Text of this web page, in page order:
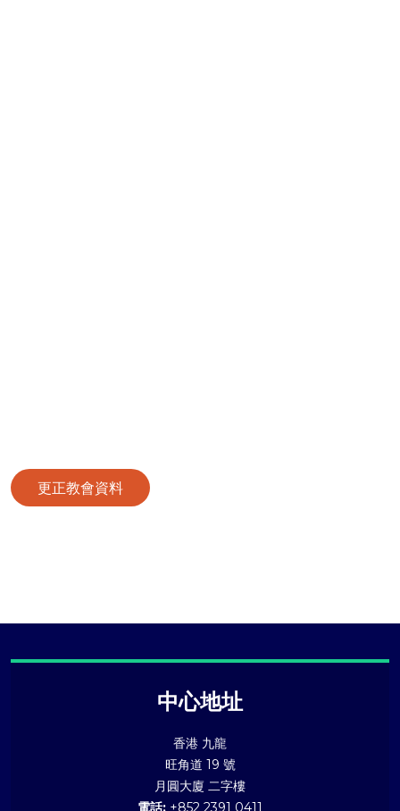
更正教會資料
中心地址
香港 九龍
旺角道 19 號
月圓大廈 二字樓
電話: +852 2391 0411